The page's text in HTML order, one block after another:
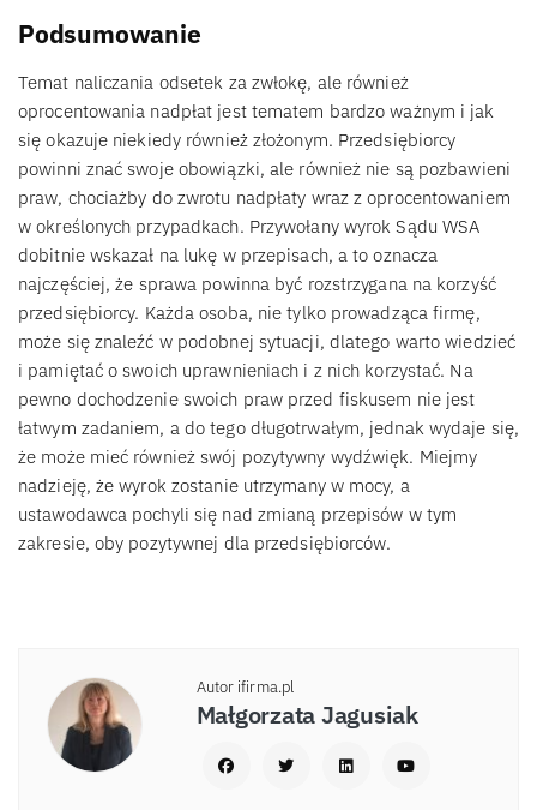
Podsumowanie
Temat naliczania odsetek za zwłokę, ale również
oprocentowania nadpłat jest tematem bardzo ważnym i jak
się okazuje niekiedy również złożonym. Przedsiębiorcy
powinni znać swoje obowiązki, ale również nie są pozbawieni
praw, chociażby do zwrotu nadpłaty wraz z oprocentowaniem
w określonych przypadkach. Przywołany wyrok Sądu WSA
dobitnie wskazał na lukę w przepisach, a to oznacza
najczęściej, że sprawa powinna być rozstrzygana na korzyść
przedsiębiorcy. Każda osoba, nie tylko prowadząca firmę,
może się znaleźć w podobnej sytuacji, dlatego warto wiedzieć
i pamiętać o swoich uprawnieniach i z nich korzystać. Na
pewno dochodzenie swoich praw przed fiskusem nie jest
łatwym zadaniem, a do tego długotrwałym, jednak wydaje się,
że może mieć również swój pozytywny wydźwięk. Miejmy
nadzieję, że wyrok zostanie utrzymany w mocy, a
ustawodawca pochyli się nad zmianą przepisów w tym
zakresie, oby pozytywnej dla przedsiębiorców.
Autor ifirma.pl
Małgorzata Jagusiak